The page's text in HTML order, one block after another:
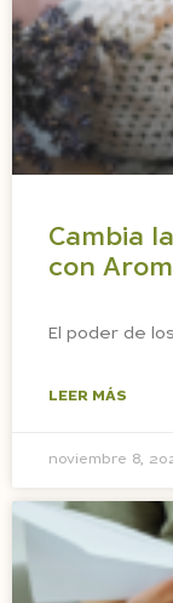
Cambia
con
El poder de
LEER MÁS
noviembre 8,